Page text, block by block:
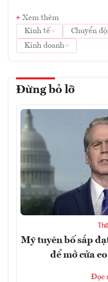
Xem thêm
Kinh tế
Chuyển
Kinh doanh
Đừng bỏ lỡ
Mỹ tuyên bố sắp
để mở cửa
Đọc